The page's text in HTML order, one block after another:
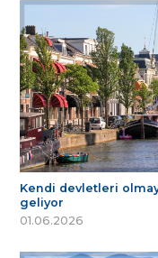
Kendi devletleri
geliyor
01.06.2026